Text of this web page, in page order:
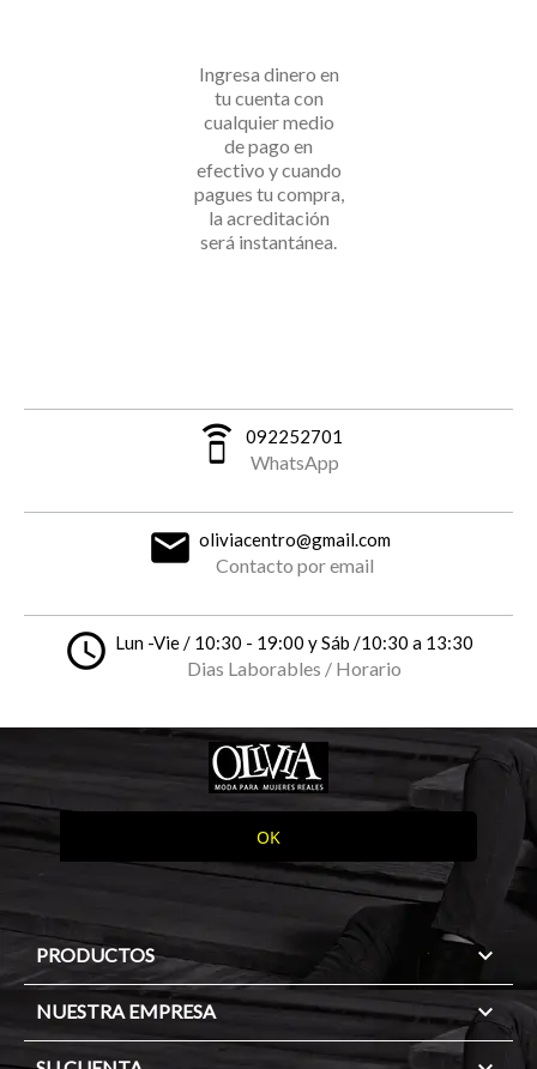
Ingresa dinero en
tu cuenta con
cualquier medio
de pago en
efectivo y cuando
pagues tu compra,
la acreditación
será instantánea.
speaker_phone 092252701
WhatsApp
email oliviacentro@gmail.com
Contacto por email
access_time Lun -Vie / 10:30 - 19:00 y Sáb /10:30 a 13:30
Dias Laborables / Horario
PRODUCTOS 
NUESTRA EMPRESA 